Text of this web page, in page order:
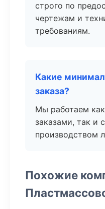
строго по
чертежам и
требованиям.
Какие
заказа?
Мы работаем
заказами, так и
производством
Похожие